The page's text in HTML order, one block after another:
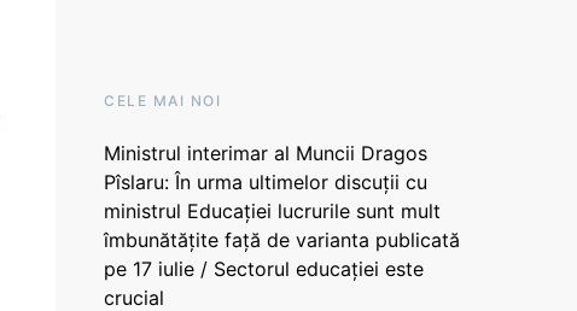
CELE MAI NOI
Ministrul interimar al Muncii Dragos
Pîslaru: În urma ultimelor discuții cu
ministrul Educației lucrurile sunt mult
îmbunătățite față de varianta publicată
pe 17 iulie / Sectorul educației este
crucial